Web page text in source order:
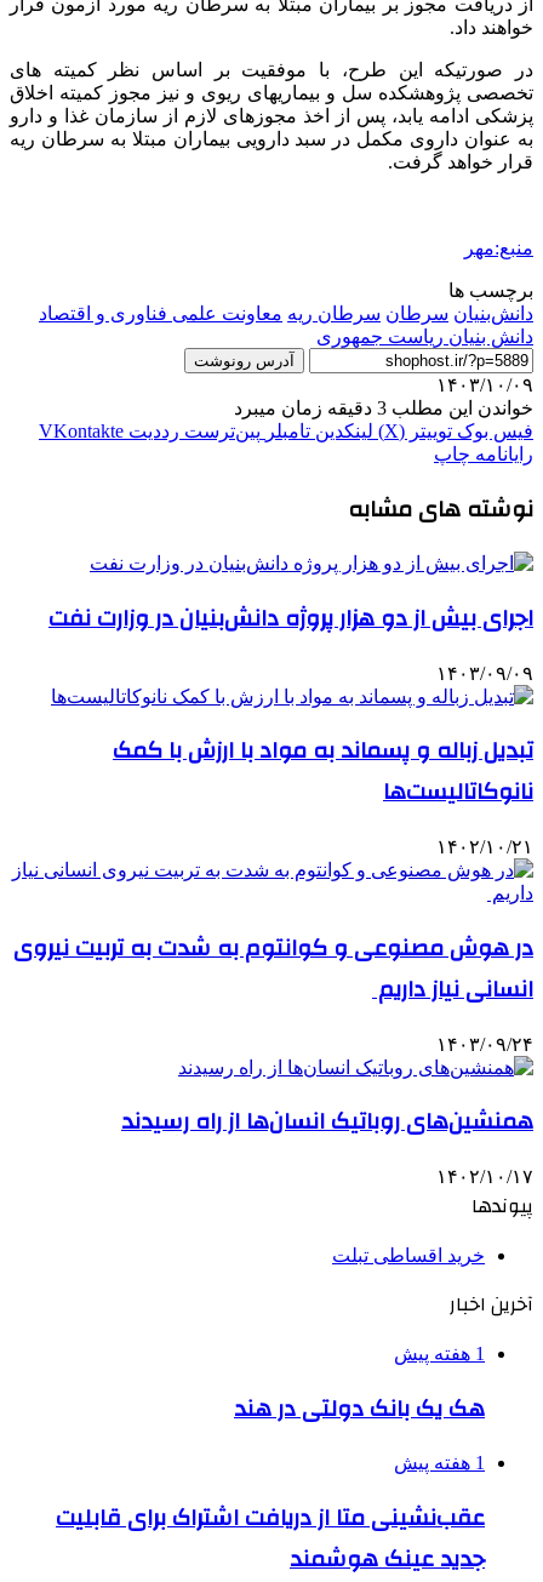
خواهند داد.
در صورتی‎که این طرح، با موفقیت بر اساس نظر کمیته های
تخصصی پژوهشکده سل و بیماری‎های ریوی و نیز مجوز کمیته اخلاق
پزشکی ادامه یابد، پس از اخذ مجوزهای لازم از سازمان غذا و دارو
به عنوان داروی مکمل در سبد دارویی بیماران مبتلا به سرطان ریه
قرار خواهد گرفت.
منبع:مهر
برچسب ها
دانش‌بنیان سرطان سرطان ریه معاونت علمی فناوری و اقتصاد
دانش بنیان ریاست جمهوری
آدرس رونوشت
۱۴۰۳/۱۰/۰۹
خواندن این مطلب 3 دقیقه زمان میبرد
فیس بوک توییتر (X) لینکدین ‫تامبلر ‫پین‌ترست ‫رددیت ‫VKontakte
رایانامه چاپ
نوشته های مشابه
اجرای بیش از دو هزار پروژه دانش‌بنیان در وزارت نفت
۱۴۰۳/۰۹/۰۹
تبدیل زباله و پسماند به مواد با ارزش با کمک
نانوکاتالیست‌ها
۱۴۰۲/۱۰/۲۱
در هوش مصنوعی و کوانتوم به شدت به تربیت نیروی
انسانی نیاز داریم
۱۴۰۳/۰۹/۲۴
همنشین‌های روباتیک انسان‌ها از راه رسیدند
۱۴۰۲/۱۰/۱۷
پیوندها
خرید اقساطی تبلت
آخرین اخبار
1 هفته پیش
هک یک بانک دولتی در هند
1 هفته پیش
عقب‌نشینی متا از دریافت اشتراک برای قابلیت
جدید عینک هوشمند